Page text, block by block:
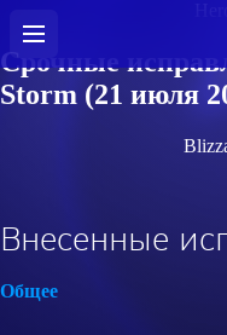
Срочные
Storm (21 июля
Внесенные
Общее